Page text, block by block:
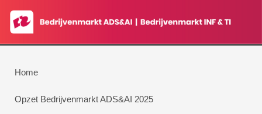
Home
Opzet Bedrijvenmarkt ADS&AI 2025